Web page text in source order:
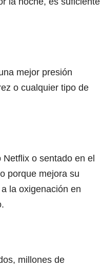
mejor presión
o cualquier tipo de
o sentado en el
porque mejora su
la oxigenación en
millones de